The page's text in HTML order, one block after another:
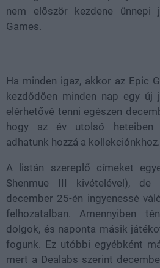
nem először kezdene ünnepi
Games.
Ha minden igaz, akkor az Epic
kezdődően minden nap egy új
elérhetővé tenni egészen
hogy az év utolsó heteiben
adhatunk hozzá a kollekciónkhoz.
A listán szereplő címeket
Shenmue III kivételével),
december 25-én ingyenessé
felhozatalban. Amennyiben
dolgok, és naponta másik
fogunk. Ez utóbbi egyébként
mert a Dealabs szerint